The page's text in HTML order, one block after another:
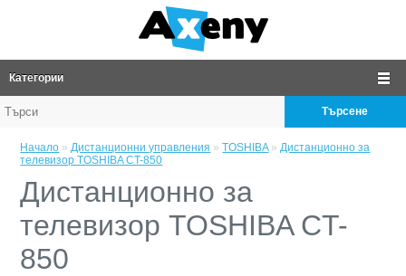
Категории
Търсене
Начало »Дистанционни управления »TOSHIBA»Дистанционно за
телевизор TOSHIBA CT-850
Дистанционно за
телевизор TOSHIBA CT-
850